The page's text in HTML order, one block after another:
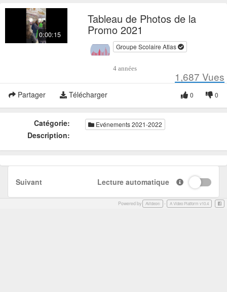
0:00:15
Tableau de Photos de la
Promo 2021
Groupe Scolaire Atlas
4 années
1,687 Vues
Partager Télécharger 0
0
Catégorie: Evénements 2021-2022
Description:
Suivant Lecture automatique
Powered by AVideo® - A Video Platform v10.4